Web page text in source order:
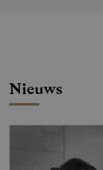
Nieuws